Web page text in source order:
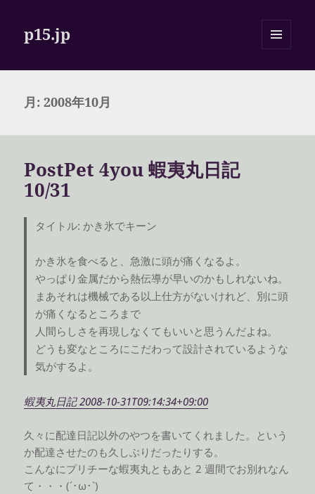
p15.jp
ーとウ
月:2008年10月
PostPet 4you 蝦夷丸日記
10/31
タイトル: かき氷でキーン
かき氷を食べると、急激に頭が痛くなるよ。
やっぱり金属だから熱伝導が早いのかもしれないね。
まあそれは機械である以上仕方がないけれど、別に頭
が痛くなるところまで
人間らしさを再現しなくてもいいと思うんだよね。
どうも変なところにこだわって設計されているような
気がするよ。
蝦夷丸日記 2008-10-31T09:14:34+09:00
久々に配達日記以外のやつを書いてくれました。という
か配達させたのも久しぶりだったりする。
こんなにプリチーな蝦夷丸ともあと 2 週間でお別れなん
て・・・(´･ω･`)